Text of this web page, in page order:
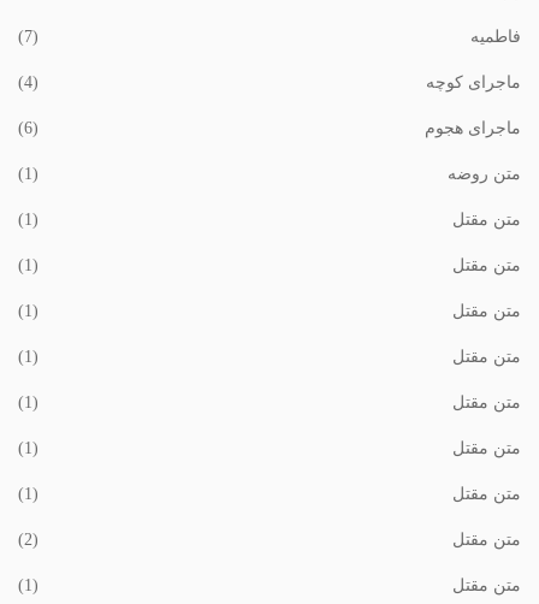
فاطمیه (7)
ماجرای کوچه (4)
ماجرای هجوم (6)
متن روضه (1)
متن مقتل (1)
متن مقتل (1)
متن مقتل (1)
متن مقتل (1)
متن مقتل (1)
متن مقتل (1)
متن مقتل (1)
متن مقتل (2)
متن مقتل (1)